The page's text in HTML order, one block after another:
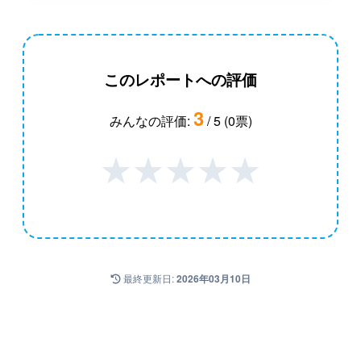
このレポートへの評価
みんなの評価: 3/ 5 (0票)
★★★★★
最終更新日:2026年03月10日